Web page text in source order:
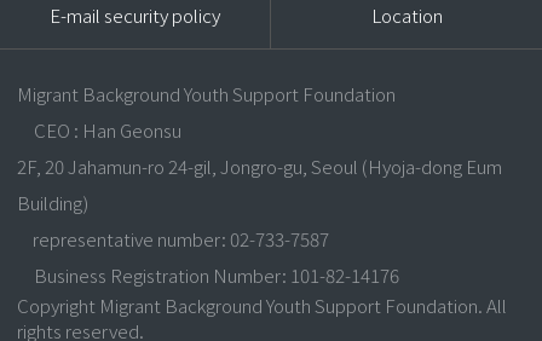
E-mail security policy Location
Migrant Background Youth Support Foundation
CEO : Han Geonsu
2F, 20 Jahamun-ro 24-gil, Jongro-gu, Seoul (Hyoja-dong Eum
Building)
representative number: 02-733-7587
Business Registration Number: 101-82-14176
Copyright Migrant Background Youth Support Foundation. All
rights reserved.